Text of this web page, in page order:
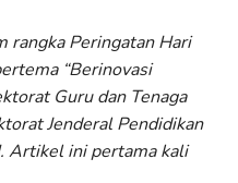
Peringatan Hari
“Berinovasi
Guru dan Tenaga
Jenderal Pendidikan
Artikel ini pertama kali